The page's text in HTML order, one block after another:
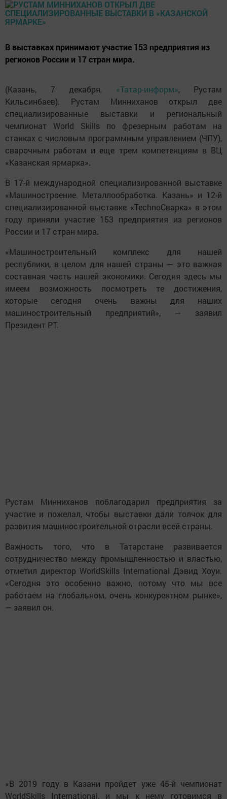
В выставках принимают участие 153 предприятия из
регионов России и 17 стран мира.
(Казань, 7 декабря, «Татар-информ», Рустам
Кильсинбаев). Рустам Минниханов открыл две
специализированные выставки и региональный
чемпионат World Skills по фрезерным работам на
станках с числовым программным управлением (ЧПУ),
сварочным работам и еще трем компетенциям в ВЦ
«Казанская ярмарка».
В 17-й международной специализированной выставке
«Машиностроение. Металлообработка. Казань» и 12-й
специализированной выставке «TechnoСварка» в этом
году приняли участие 153 предприятия из регионов
России и 17 стран мира.
«Машиностроительный комплекс для нашей
республики, в целом для нашей страны — это важная
составная часть нашей экономики. Сегодня здесь мы
имеем возможность посмотреть те достижения,
которые сегодня очень важны для наших
машиностроительный предприятий», — заявил
Президент РТ.
Рустам Минниханов поблагодарил предприятия за
участие и пожелал, чтобы выставки дали толчок для
развития машиностроительной отрасли всей страны.
Важность того, что в Татарстане развивается
сотрудничество между промышленностью и властью,
отметил директор WorldSkills International Дэвид Хоуи.
«Сегодня это особенно важно, потому что мы все
работаем на глобальном, очень конкурентном рынке»,
— заявил он.
«В 2019 году в Казани пройдет уже 45-й чемпионат
WorldSkills International, и мы к нему готовимся в